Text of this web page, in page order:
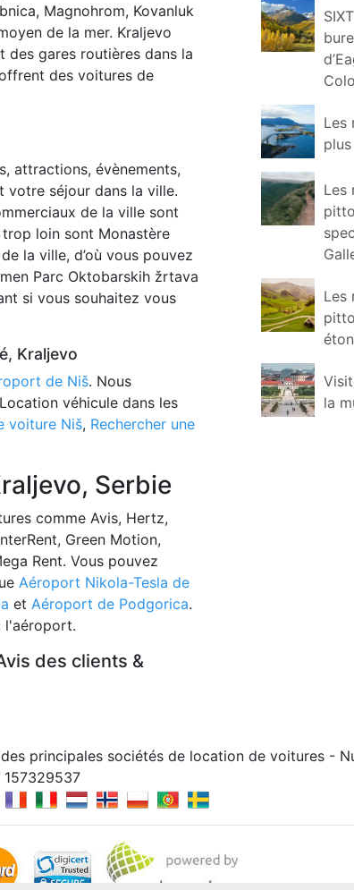
Magnohrom, Kovanluk
de la mer. Kraljevo
des gares routières dans la
des voitures de
attractions, évènements,
votre séjour dans la ville.
de la ville sont
loin sont Monastère
la ville, d’où vous pouvez
Parc Oktobarskih žrtava
si vous souhaitez vous
Kraljevo
de Niš. Nous
véhicule dans les
voiture Niš, Rechercher une
Serbie
comme Avis, Hertz,
Green Motion,
Rent. Vous pouvez
Aéroport Nikola-Tesla de
et Aéroport de Podgorica.
l'aéroport.
des clients &
Les
Les
Les
la
principales sociétés de location de voitures -
157329537